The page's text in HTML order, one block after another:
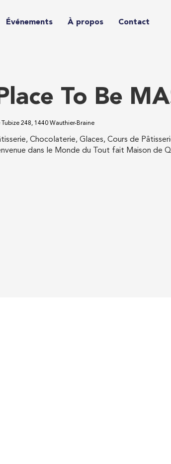
Événements À propos Contact
To Be
248, 1440 Wauthier-Braine
Chocolaterie, Glaces, Cours de
dans le Monde du Tout fait Maison de